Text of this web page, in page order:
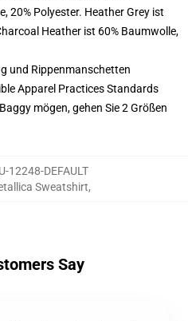
20% Polyester. Heather Grey ist
Heather ist 60% Baumwolle,
und Rippenmanschetten
Apparel Practices Standards
mögen, gehen Sie 2 Größen
12248-DEFAULT
Sweatshirt,
Say